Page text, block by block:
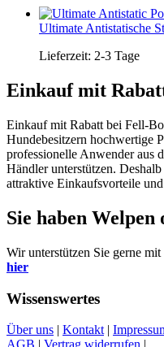
Ultimate Antistatische
Lieferzeit: 2-3 Tage
Einkauf mit
Einkauf mit Rabatt bei Fell-
Hundebesitzern hochwertige
professionelle Anwender aus
Händler unterstützen.
attraktive Einkaufsvorteile
Sie haben
Wir unterstützen Sie gerne
hier
Wissenswertes
Über uns Kontakt|